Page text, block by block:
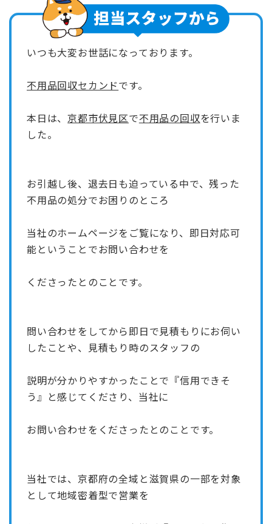
いつも大変お世話になっております。
不用品回収セカンドです。
本日は、京都市伏見区で不用品の回収を行いま
した。
お引越し後、退去日も迫っている中で、残った
不用品の処分でお困りのところ
当社のホームページをご覧になり、即日対応可
能ということでお問い合わせを
くださったとのことです。
問い合わせをしてから即日で見積もりにお伺い
したことや、見積もり時のスタッフの
説明が分かりやすかったことで『信用できそ
う』と感じてくださり、当社に
お問い合わせをくださったとのことです。
当社では、京都府の全域と滋賀県の一部を対象
として地域密着型で営業を